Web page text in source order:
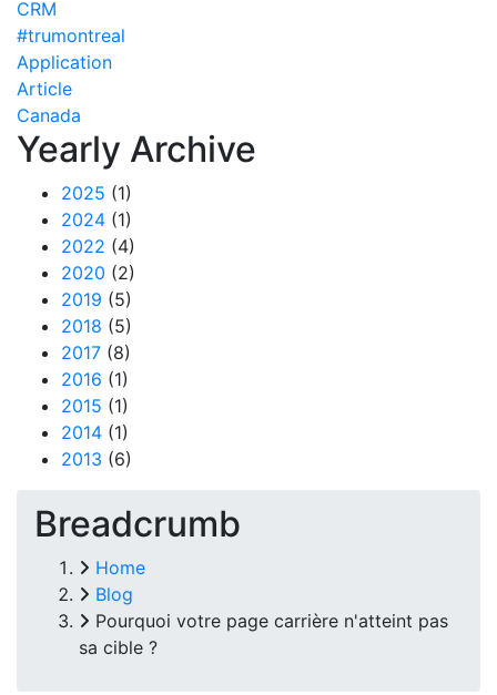
CRM
#trumontreal
Application
Article
Canada
Yearly Archive
2025 (1)
2024 (1)
2022 (4)
2020 (2)
2019 (5)
2018 (5)
2017 (8)
2016 (1)
2015 (1)
2014 (1)
2013 (6)
Breadcrumb
Home
Blog
Pourquoi votre page carrière n'atteint pas
sa cible ?